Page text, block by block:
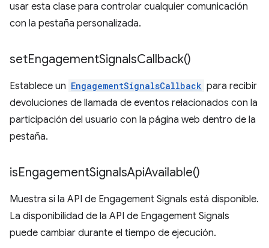
usar esta clase para controlar cualquier comunicación
con la pestaña personalizada.
setEngagementSignalsCallback()
Establece un EngagementSignalsCallback para recibir
devoluciones de llamada de eventos relacionados con la
participación del usuario con la página web dentro de la
pestaña.
isEngagementSignalsApiAvailable()
Muestra si la API de Engagement Signals está disponible.
La disponibilidad de la API de Engagement Signals
puede cambiar durante el tiempo de ejecución.